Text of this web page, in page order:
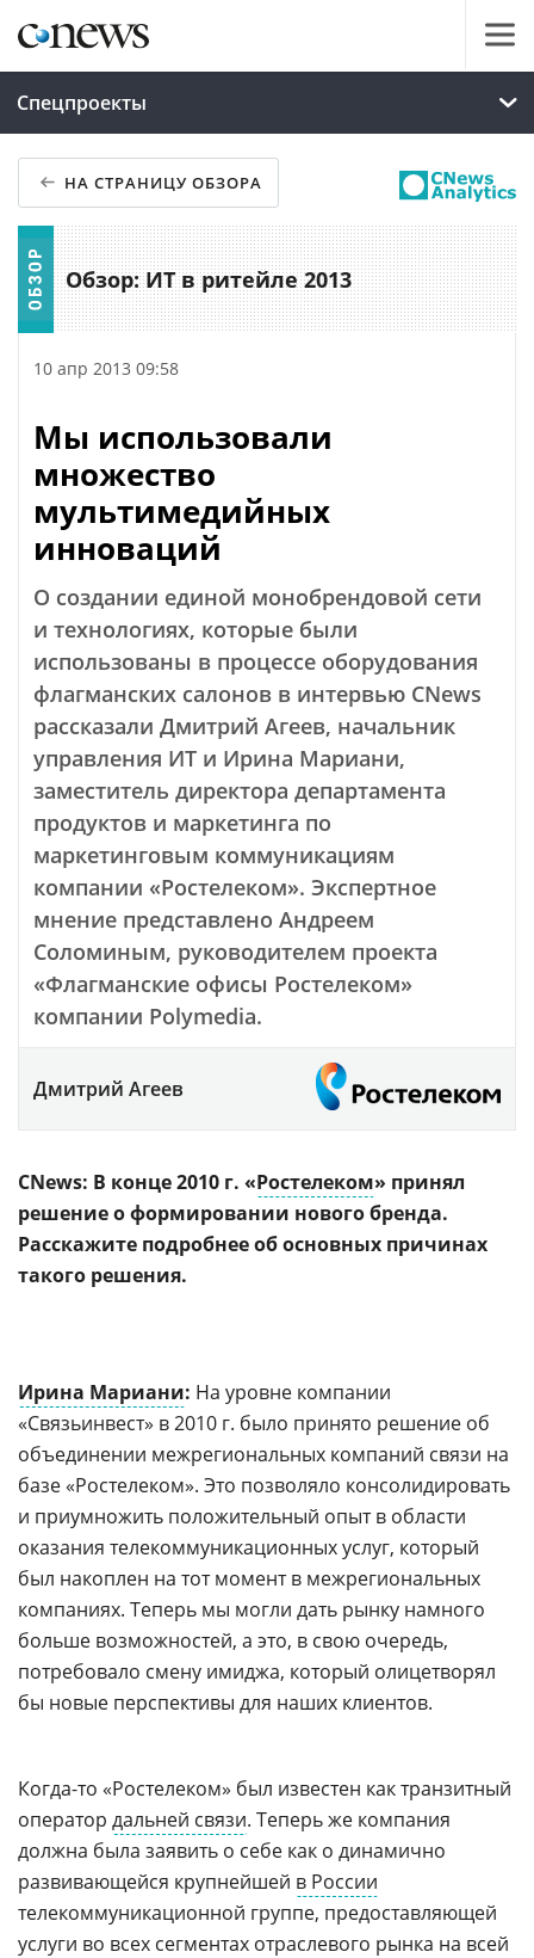
Спецпроекты
НА СТРАНИЦУ ОБЗОРА
Обзор: ИТ в ритейле 2013
10 апр 2013 09:58
Мы использовали
множество
мультимедийных
инноваций
О создании единой монобрендовой сети
и технологиях, которые были
использованы в процессе оборудования
флагманских салонов в интервью CNews
рассказали Дмитрий Агеев, начальник
управления ИТ и Ирина Мариани,
заместитель директора департамента
продуктов и маркетинга по
маркетинговым коммуникациям
компании «Ростелеком». Экспертное
мнение представлено Андреем
Соломиным, руководителем проекта
«Флагманские офисы Ростелеком»
компании Polymedia.
Дмитрий Агеев
CNews: В конце 2010 г. «Ростелеком» принял
решение о формировании нового бренда.
Расскажите подробнее об основных причинах
такого решения.
Ирина Мариани: На уровне компании
«Связьинвест» в 2010 г. было принято решение об
объединении межрегиональных компаний связи на
базе «Ростелеком». Это позволяло консолидировать
и приумножить положительный опыт в области
оказания телекоммуникационных услуг, который
был накоплен на тот момент в межрегиональных
компаниях. Теперь мы могли дать рынку намного
больше возможностей, а это, в свою очередь,
потребовало смену имиджа, который олицетворял
бы новые перспективы для наших клиентов.
Когда-то «Ростелеком» был известен как транзитный
оператор дальней связи. Теперь же компания
должна была заявить о себе как о динамично
развивающейся крупнейшей в России
телекоммуникационной группе, предоставляющей
услуги во всех сегментах отраслевого рынка на всей